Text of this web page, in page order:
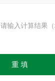
请输入计算结果